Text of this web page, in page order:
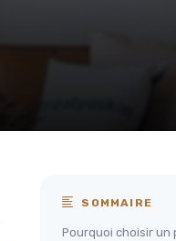
SOMMAIRE
Pourquoi choisir un